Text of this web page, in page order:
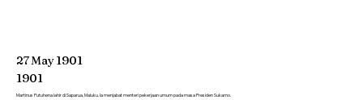
27May1901
1901
Martinus Putuhena lahir di Saparua, Maluku. Ia menjabat menteri pekerjaan umum pada masa Presiden Sukarno.